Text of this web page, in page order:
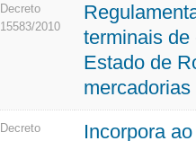
Decreto
15583/2010
terminais de
Estado de
Decreto
Incorpora